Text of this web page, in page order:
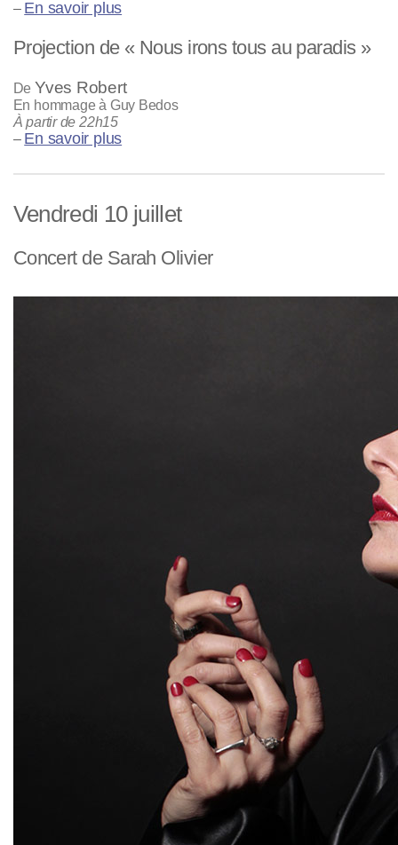
– En savoir plus
Projection de « Nous irons tous au paradis »
De Yves Robert
En hommage à Guy Bedos
À partir de 22h15
– En savoir plus
Vendredi 10 juillet
Concert de Sarah Olivier